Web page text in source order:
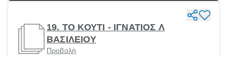
19. ΤΟ ΚΟΥΤΙ - ΙΓΝΑΤΙΟΣ Λ
ΒΑΣΙΛΕΙΟΥ
Προβολή